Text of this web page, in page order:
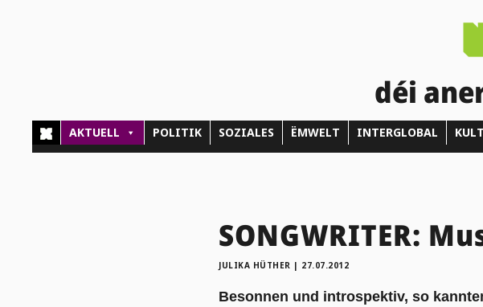
déi
AKTUELL POLITIK SOZIALES ËMWELT INTERGLOBAL
SONGWRITER:
JULIKA HÜTHER | 27.07.2012
Besonnen und introspektiv, so